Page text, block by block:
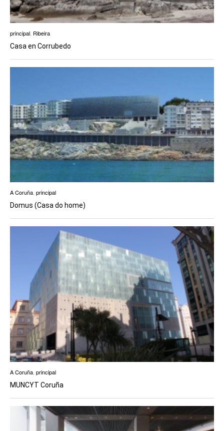
principal Ribeira
Casa en Corrubedo
A Coruña, principal
Domus (Casa do home)
A Coruña principal
MUNCYT Coruña